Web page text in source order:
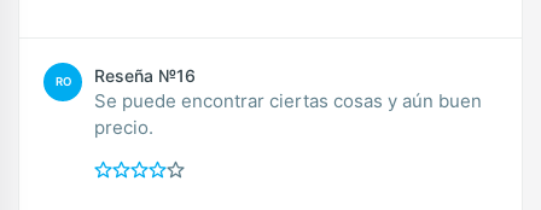
RO Reseña №16
Se puede encontrar ciertas cosas y aún buen
precio.